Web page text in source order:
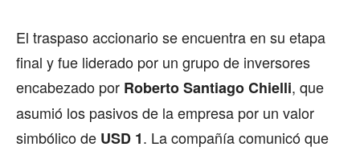
El traspaso accionario se encuentra en su etapa
final y fue liderado por un grupo de inversores
encabezado por Roberto Santiago Chielli, que
asumió los pasivos de la empresa por un valor
simbólico de USD 1. La compañía comunicó que